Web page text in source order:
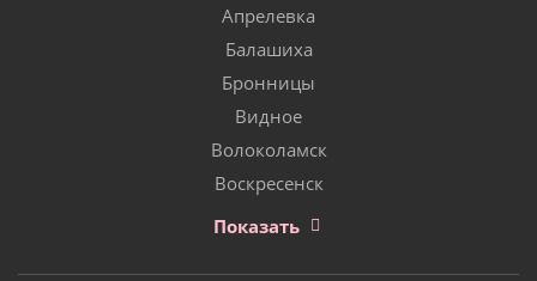
Апрелевка
Балашиха
Бронницы
Видное
Волоколамск
Воскресенск
Показать